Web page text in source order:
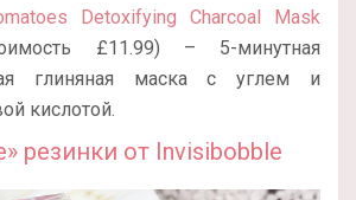
Detoxifying Charcoal Mask
£11.99) – 5-минутная
глиняная маска с углем и
кислотой.
резинки от Invisibobble